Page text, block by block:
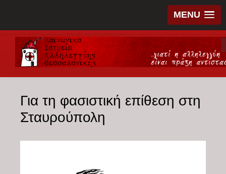
MENU
Για τη φασιστική επίθεση στη
Σταυρούπολη